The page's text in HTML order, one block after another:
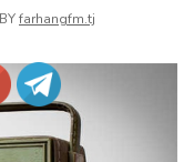
BYfarhangfm.tj